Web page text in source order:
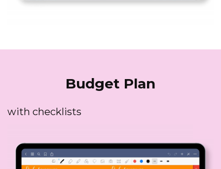
Budget Plan
with checklists